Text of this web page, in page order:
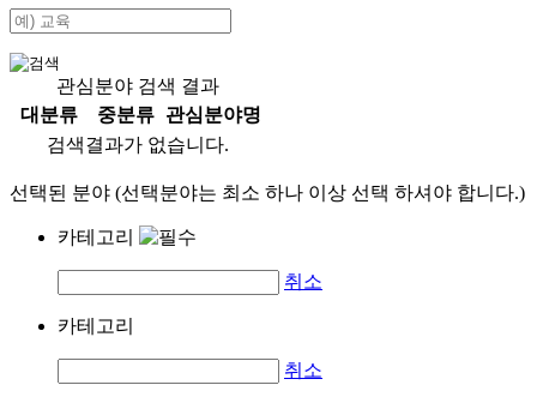
관심분야 검색 결과
대분류
중분류
관심분야명
검색결과가 없습니다.
선택된 분야 (선택분야는 최소 하나 이상 선택 하셔야 합니다.)
카테고리
취소
카테고리
취소